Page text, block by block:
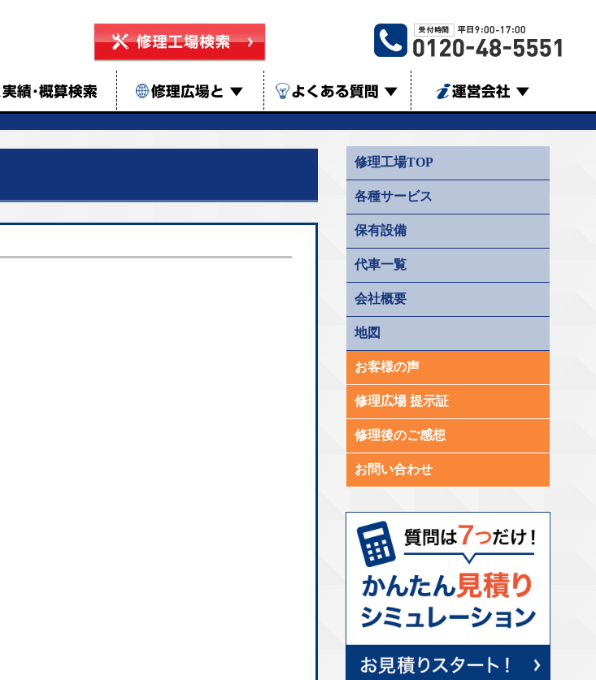
実績･概算検索 修理広場と ▼ よくある質問 ▼ 運営会社 ▼
修理工場TOP
各種サービス
保有設備
代車一覧
会社概要
地図
お客様の声
修理広場 提示証
修理後のご感想
お問い合わせ